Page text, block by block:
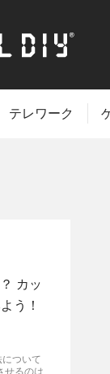
テレワーク
カッ
う！
ついて
せるのは